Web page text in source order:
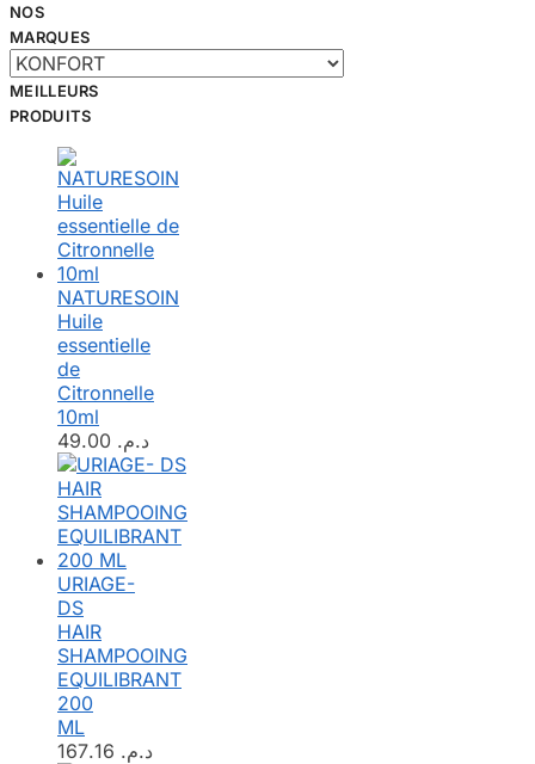
NOS
MARQUES
MEILLEURS
PRODUITS
NATURESOIN
Huile
essentielle
de
Citronnelle
10ml
د.م.
URIAGE-
DS
HAIR
SHAMPOOING
EQUILIBRANT
200
ML
د.م.